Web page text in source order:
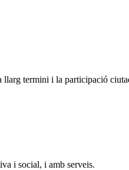
llarg termini i la participació
i social, i amb serveis.